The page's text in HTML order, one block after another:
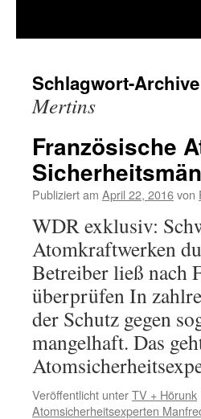
Schlagwort-
Mertins
Französische
Publiziert am April 22, 2016von
WDR exklusiv:
Atomkraftwerken
Betreiber ließ nach
überprüfen In
der Schutz gegen
mangelhaft. Das
Veröffentlicht unterTV + Hörunk
Atomsicherheitsexperten